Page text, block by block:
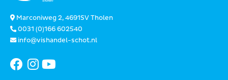
Marconiweg 2, 4691SV Tholen
0031 (0)166 602540
info@vishandel-schot.nl